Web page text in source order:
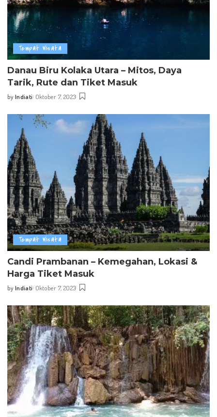
Tempat Wisata
Danau Biru Kolaka Utara – Mitos, Daya
Tarik, Rute dan Tiket Masuk
Posted
by Indiati Oktober 7, 2023
Tempat Wisata
Candi Prambanan – Kemegahan, Lokasi &
Harga Tiket Masuk
Posted
by Indiati Oktober 7, 2023